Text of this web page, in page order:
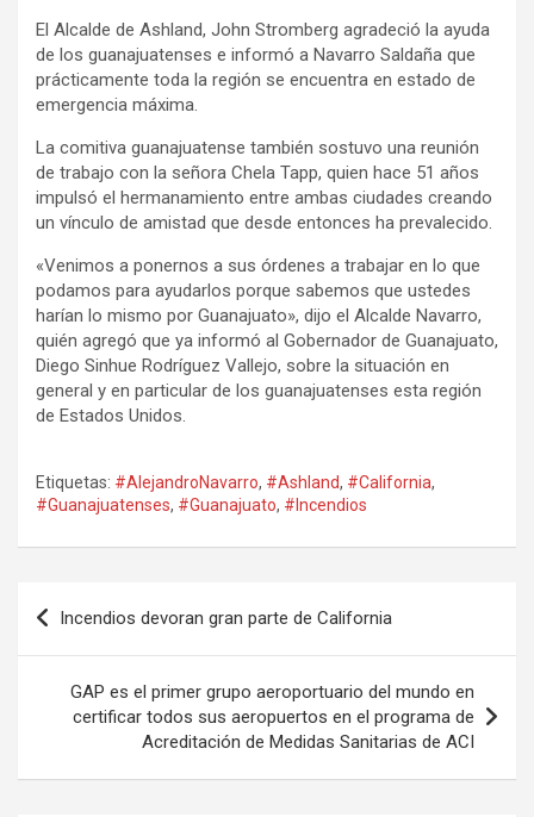
El Alcalde de Ashland, John Stromberg agradeció la ayuda
de los guanajuatenses e informó a Navarro Saldaña que
prácticamente toda la región se encuentra en estado de
emergencia máxima.
La comitiva guanajuatense también sostuvo una reunión
de trabajo con la señora Chela Tapp, quien hace 51 años
impulsó el hermanamiento entre ambas ciudades creando
un vínculo de amistad que desde entonces ha prevalecido.
«Venimos a ponernos a sus órdenes a trabajar en lo que
podamos para ayudarlos porque sabemos que ustedes
harían lo mismo por Guanajuato», dijo el Alcalde Navarro,
quién agregó que ya informó al Gobernador de Guanajuato,
Diego Sinhue Rodríguez Vallejo, sobre la situación en
general y en particular de los guanajuatenses esta región
de Estados Unidos.
Etiquetas: #AlejandroNavarro, #Ashland, #California,
#Guanajuatenses, #Guanajuato, #Incendios
Navegación
de
entradas
Incendios devoran gran parte de California
GAP es el primer grupo aeroportuario del mundo en
certificar todos sus aeropuertos en el programa de
Acreditación de Medidas Sanitarias de ACI